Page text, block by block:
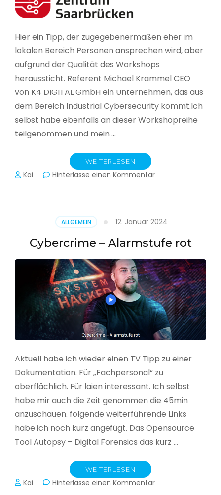
Hier ein Tipp, der zugegebenermaßen eher im
lokalen Bereich Personen ansprechen wird, aber
aufgrund der Qualität des Workshops
heraussticht. Referent Michael Krammel CEO
von K4 DIGITAL GmbH ein Unternehmen, das aus
dem Bereich Industrial Cybersecurity kommt.Ich
selbst habe ebenfalls an dieser Workshopreihe
teilgenommen und mein …
WEITERLESEN
Kai Hinterlasse einen Kommentarzu
Produktion
ALLGEMEIN 12. Januar 2024
Cybercrime – Alarmstufe rot
Aktuell habe ich wieder einen TV Tipp zu einer
Dokumentation. Für „Fachpersonal“ zu
oberflächlich. Für laien interessant. Ich selbst
habe mir auch die Zeit genommen die 45min
anzuschauen. folgende weiterführende Links
habe ich noch kurz angefügt. Das Opensource
Tool Autopsy – Digital Forensics das kurz …
WEITERLESEN
Kai Hinterlasse einen Kommentarzu